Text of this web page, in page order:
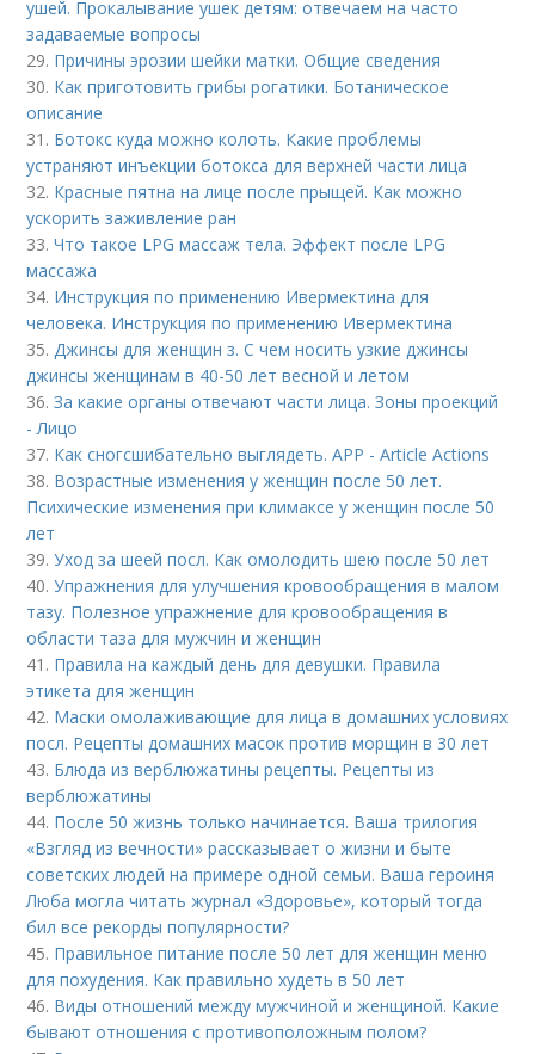
ушей. Прокалывание ушек детям: отвечаем на часто
задаваемые вопросы
29. Причины эрозии шейки матки. Общие сведения
30. Как приготовить грибы рогатики. Ботаническое
описание
31. Ботокс куда можно колоть. Какие проблемы
устраняют инъекции ботокса для верхней части лица
32. Красные пятна на лице после прыщей. Как можно
ускорить заживление ран
33.Что такое LPG массаж тела. Эффект после LPG
массажа
34. Инструкция по применению Ивермектина для
человека. Инструкция по применению Ивермектина
35.Джинсы для женщин з. С чем носить узкие джинсы
джинсы женщинам в 40-50 лет весной и летом
36.За какие органы отвечают части лица. Зоны проекций
- Лицо
37. Как сногсшибательно выглядеть. APP - Article Actions
38. Возрастные изменения у женщин после 50 лет.
Психические изменения при климаксе у женщин после 50
лет
39.Уход за шеей посл. Как омолодить шею после 50 лет
40.Упражнения для улучшения кровообращения в малом
тазу. Полезное упражнение для кровообращения в
области таза для мужчин и женщин
41. Правила на каждый день для девушки. Правила
этикета для женщин
42. Маски омолаживающие для лица в домашних условиях
посл. Рецепты домашних масок против морщин в 30 лет
43. Блюда из верблюжатины рецепты. Рецепты из
верблюжатины
44. После 50 жизнь только начинается. Ваша трилогия
«Взгляд из вечности» рассказывает о жизни и быте
советских людей на примере одной семьи. Ваша героиня
Люба могла читать журнал «Здоровье», который тогда
бил все рекорды популярности?
45. Правильное питание после 50 лет для женщин меню
для похудения. Как правильно худеть в 50 лет
46. Виды отношений между мужчиной и женщиной. Какие
бывают отношения с противоположным полом?